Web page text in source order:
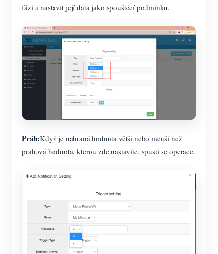
fázi a nastavit její data jako spouštěcí podmínku.
Práh:Když je nahraná hodnota větší nebo menší než
prahová hodnota, kterou zde nastavíte, spustí se operace.